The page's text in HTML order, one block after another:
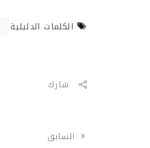
الكلمات الدليلية
شارك
السابق